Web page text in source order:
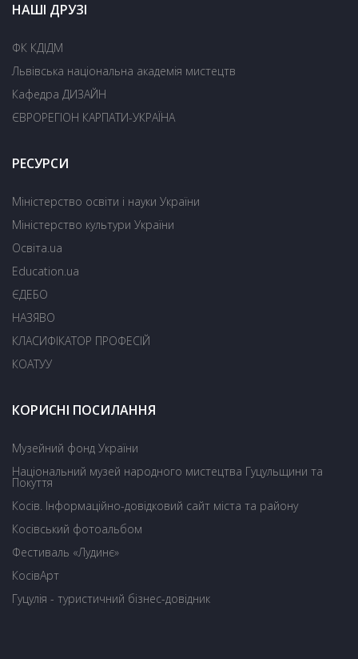
НАШІ ДРУЗІ
ФК КДІДМ
Львівська національна академія мистецтв
Кафедра ДИЗАЙН
ЄВРОРЕГІОН КАРПАТИ-УКРАЇНА
РЕСУРСИ
Міністерство освіти і науки України
Міністерство культури України
Освіта.ua
Education.ua
ЄДЕБО
НАЗЯВО
КЛАСИФІКАТОР ПРОФЕСІЙ
КОАТУУ
КОРИСНІ ПОСИЛАННЯ
Музейний фонд України
Національний музей народного мистецтва Гуцульщини та
Покуття
Косів. Інформаційно-довідковий сайт міста та району
Косівський фотоальбом
Фестиваль «Лудинє»
КосівАрт
Гуцулія - туристичний бізнес-довідник